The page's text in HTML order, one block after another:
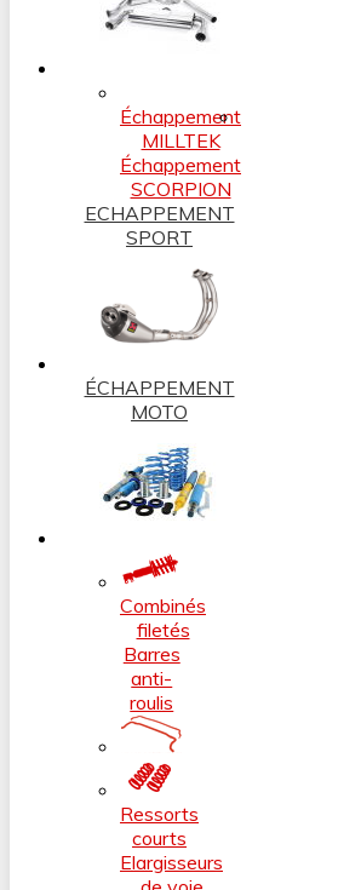
Échappement
MILLTEK
Échappement
SCORPION
ECHAPPEMENT
SPORT
ÉCHAPPEMENT
MOTO
Combinés
filetés
Barres
anti-
roulis
Ressorts
courts
Elargisseurs